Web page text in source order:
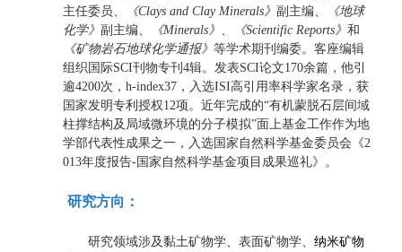
主任委员、
《Clays and Clay Minerals》 副主编 、《地球
化学》 副主编、 《Minerals》 《Scientific Reports》 和
《矿物岩石地球化学通报》 等学术期刊编委。客座编辑
组织国际SCI刊物专刊 4辑。发表SCI论文170余篇，他引
逾4200次， h-index37 ，入选ISI高引用率科学家名录，获
国家发明专利授权12项。近年完成的“有机蒙脱石层间域
柱撑结构及局域微环境的分子模拟”面上基金工作作为地
学部代表性成果之一，入选国家自然科学基金委员会《2
013年度报告-国家自然科学基金项目成果巡礼》。
研究方向：
研究领域涉及黏土矿物学、表面矿物学、 纳米矿物